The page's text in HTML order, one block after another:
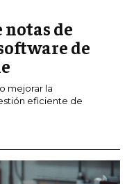
notas de
de
mejorar la
eficiente de